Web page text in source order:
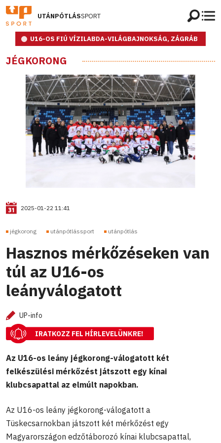
UTÁNPÓTLÁSSPORT
U16-OS FIÚ VÍZILABDA-VILÁGBAJNOKSÁG, ZÁGRÁB
JÉGKORONG
2025-01-22 11:41
jégkorong utánpótlássport utánpótlás
Hasznos mérkőzéseken van
túl az U16-os
leányválogatott
UP-info
IRATKOZZ FEL HÍRLEVELÜNKRE!
Az U16-os leány jégkorong-válogatott két
felkészülési mérkőzést játszott egy kínai
klubcsapattal az elmúlt napokban.
Az U16-os leány jégkorong-válogatott a
Tüskecsarnokban játszott két mérkőzést egy
Magyarországon edzőtáborozó kínai klubcsapattal,